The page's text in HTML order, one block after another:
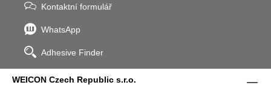
Kontaktní formulář
WhatsApp
Adhesive Finder
WEICON Czech Republic s.r.o.